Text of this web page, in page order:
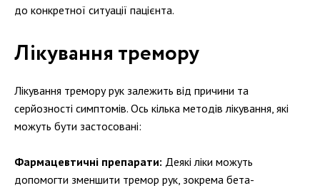
до конкретної ситуації пацієнта.
Лікування тремору
Лікування тремору рук залежить від причини та
серйозності симптомів. Ось кілька методів лікування, які
можуть бути застосовані:
Фармацевтичні препарати: Деякі ліки можуть
допомогти зменшити тремор рук, зокрема бета-